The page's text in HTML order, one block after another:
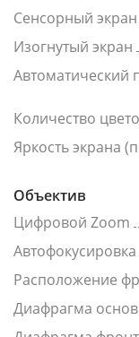
Сенсорный экран
Изогнутый экран
Автоматический
Количество
Яркость экрана
Объектив
Цифровой Zoom
Автофокусировка
Расположение
Диафрагма